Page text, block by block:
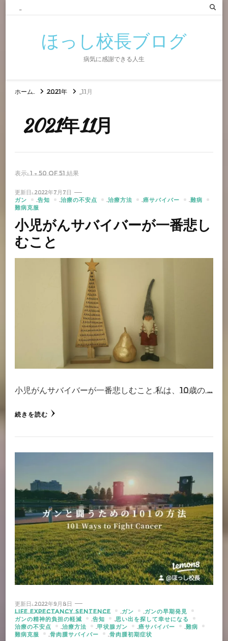
ほっし校長ブログ
病気に感謝できる人生
ホーム 2021年 11月
2021年11月
表示: 1 - 50 of 51 結果
更新日:2022年7月7日
ガン
告知 治療の不安点 治療方法 癌サバイバー
難病
難病克服
小児がんサバイバーが一番悲し
むこと
小児がんサバイバーが一番悲しむこと 私は、10歳の …
続きを読む
更新日:2022年9月8日
LIFE EXPECTANCY SENTENCE
ガン
ガンの早期発見
ガンの精神的負担の軽減
告知
思い出を探して幸せになる
治療の不安点
治療方法 甲状腺ガン 癌サバイバー
難病
難病克服
骨肉腫サバイバー 骨肉腫初期症状